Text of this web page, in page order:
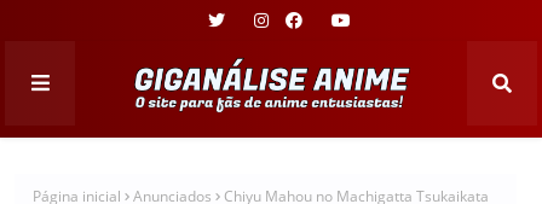
Página inicial Anunciados
Chiyu Mahou no Machigatta Tsukaikata